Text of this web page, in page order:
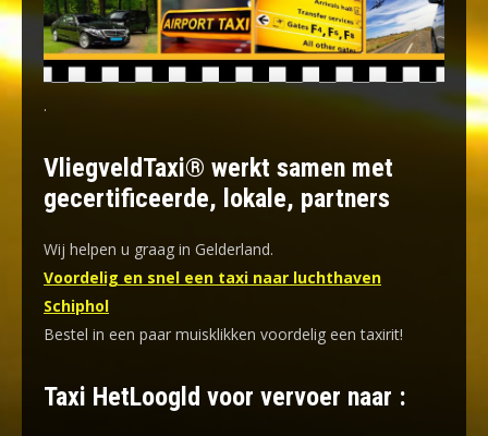
.
VliegveldTaxi® werkt samen met
gecertificeerde, lokale, partners
Wij helpen u graag in Gelderland.
Voordelig en snel een taxi naar luchthaven
Schiphol
Bestel in een paar muisklikken voordelig een taxirit!
Taxi HetLoogld voor vervoer naar :